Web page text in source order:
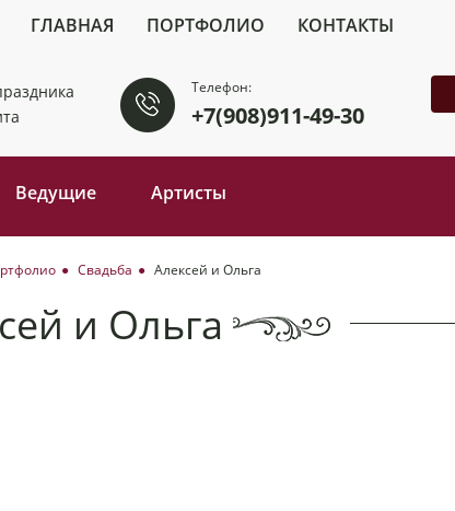
ГЛАВНАЯ ПОРТФОЛИО КОНТАКТЫ
Телефон:
+7(908)911-49-30
Ведущие Артисты
Свадьба Алексей и Ольга
и Ольга